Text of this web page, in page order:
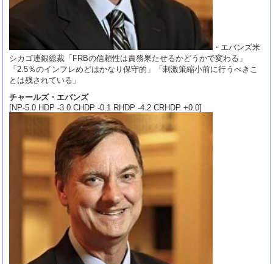
・エバンズ米
シカゴ連銀総裁「FRBの信頼性は責務果たせるかどうかで変わる」
「2.5％のインフレめどはかなり保守的」「刺激策縮小前に行うべきこ
とは残されている」
チャールズ・エバンズ
[NP-5.0 HDP -3.0 CHDP -0.1 RHDP -4.2 CRHDP +0.0]